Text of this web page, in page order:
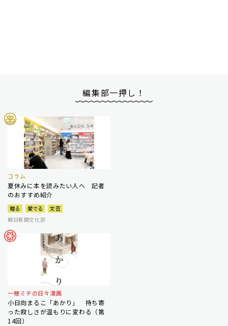
編集部一押し！
コラム
夏休みに本を読みたい人へ 記者
のおすすめ紹介
贈る 愛でる
文芸
朝日新聞文化部
一穂ミチの日々漫画
小日向まるこ「あかり」 持ち寄
った寂しさが温もりに変わる（第
14回）